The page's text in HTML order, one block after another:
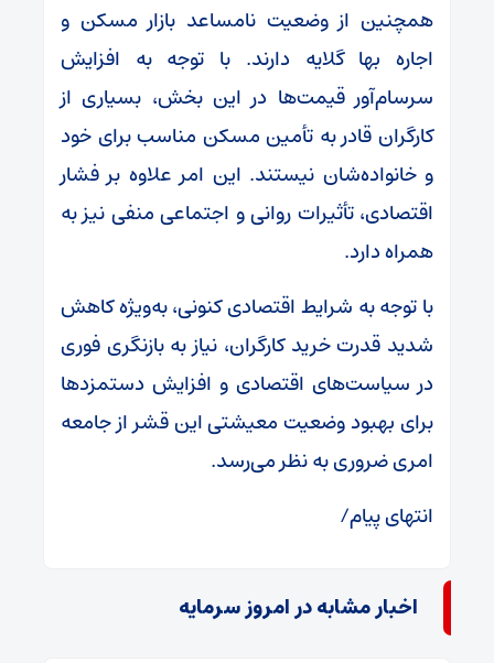
همچنین از وضعیت نامساعد بازار مسکن و
اجاره بها گلایه دارند. با توجه به افزایش
سرسام‌آور قیمت‌ها در این بخش، بسیاری از
کارگران قادر به تأمین مسکن مناسب برای خود
و خانواده‌شان نیستند. این امر علاوه بر فشار
اقتصادی، تأثیرات روانی و اجتماعی منفی نیز به
همراه دارد.
با توجه به شرایط اقتصادی کنونی، به‌ویژه کاهش
شدید قدرت خرید کارگران، نیاز به بازنگری فوری
در سیاست‌های اقتصادی و افزایش دستمزدها
برای بهبود وضعیت معیشتی این قشر از جامعه
امری ضروری به نظر می‌رسد.
انتهای پیام/
اخبار مشابه در امروز سرمایه